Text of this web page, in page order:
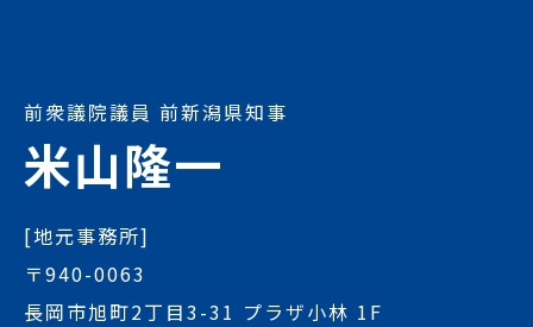
前衆議院議員 前新潟県知事
米山隆一
[地元事務所]
〒940-0063
長岡市旭町2丁目3-31 プラザ小林 1F